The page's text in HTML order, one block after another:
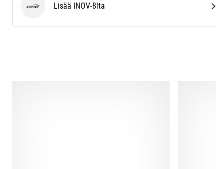
INOV-8Lisää INOV-8lta